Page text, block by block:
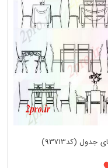
(کد93713)